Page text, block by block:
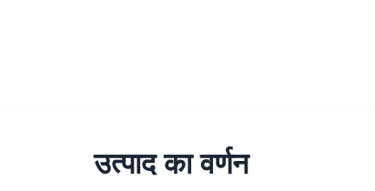
उत्पाद का वर्णन